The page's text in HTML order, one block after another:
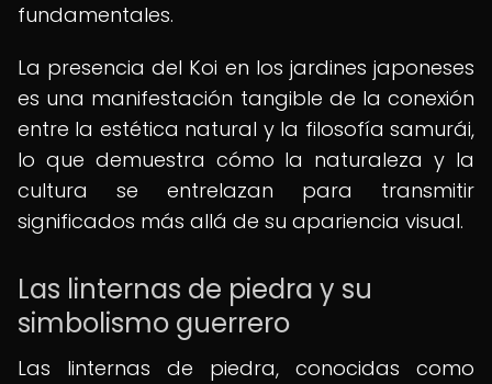
fundamentales.
La presencia del Koi en los jardines japoneses
es una manifestación tangible de la conexión
entre la estética natural y la filosofía samurái,
lo que demuestra cómo la naturaleza y la
cultura se entrelazan para transmitir
significados más allá de su apariencia visual.
Las linternas de piedra y su
simbolismo guerrero
Las linternas de piedra, conocidas como